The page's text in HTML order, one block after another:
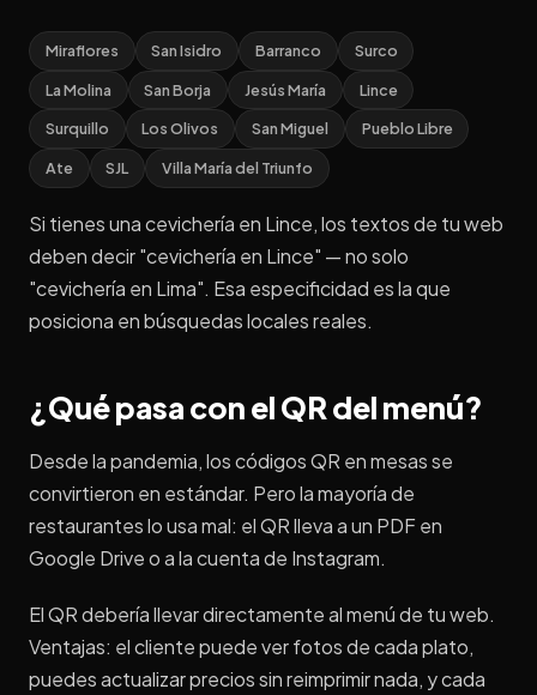
Miraflores San Isidro Barranco Surco
La Molina San Borja Jesús María Lince
Surquillo Los Olivos San Miguel Pueblo Libre
Ate SJL Villa María del Triunfo
Si tienes una cevichería en Lince, los textos de tu web
deben decir "cevichería en Lince" — no solo
"cevichería en Lima". Esa especificidad es la que
posiciona en búsquedas locales reales.
¿Qué pasa con el QR del menú?
Desde la pandemia, los códigos QR en mesas se
convirtieron en estándar. Pero la mayoría de
restaurantes lo usa mal: el QR lleva a un PDF en
Google Drive o a la cuenta de Instagram.
El QR debería llevar directamente al menú de tu web.
Ventajas: el cliente puede ver fotos de cada plato,
puedes actualizar precios sin reimprimir nada, y cada